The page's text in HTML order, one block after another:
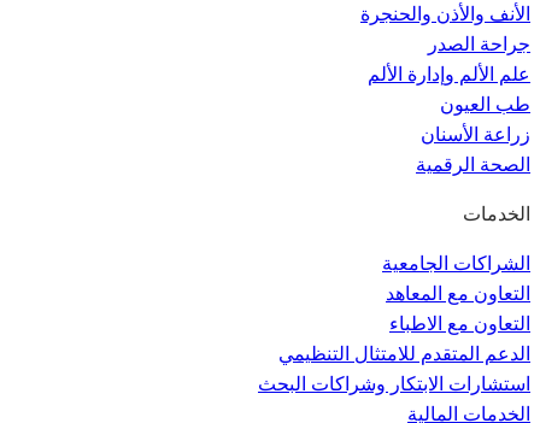
الأنف والأذن والحنجرة
جراحة الصدر
علم الألم وإدارة الألم
طب العيون
زراعة الأسنان
الصحة الرقمية
الخدمات
الشراكات الجامعية
التعاون مع المعاهد
التعاون مع الاطباء
الدعم المتقدم للامتثال التنظيمي
استشارات الابتكار وشراكات البحث
الخدمات المالية